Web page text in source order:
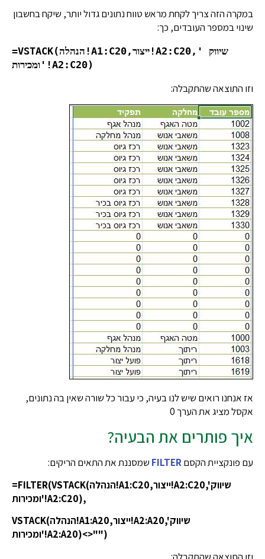
במקרה הזה צריך לקחת מראש טווח נתונים גדול יותר, שיקח בחשבון
שינוי במספר העובדים, כך:
=VSTACK(הנהלה!A1:C20,ייצור!A2:C20,'שיווק
ומכירות'!A2:C20)
וזו התוצאה שהתקבלה:
אז אנחנו רואים שיש לנו בעיה, כי עבור כל שורה שאין בה נתונים,
אקסל מציג את הערך 0
איך פותרים את הבעיה?
עם פונקציית הקסםFILTER שמסננת את התאים הריקים:
=FILTER(VSTACK(הנהלה!A1:C20,ייצור!A2:C20,'שיווק
ומכירות'!A2:C20),
VSTACK(הנהלה!A1:A20,ייצור!A2:A20,'שיווק
ומכירות'!A2:A20)<>"")
וזו התוצאה שהתקבלה: